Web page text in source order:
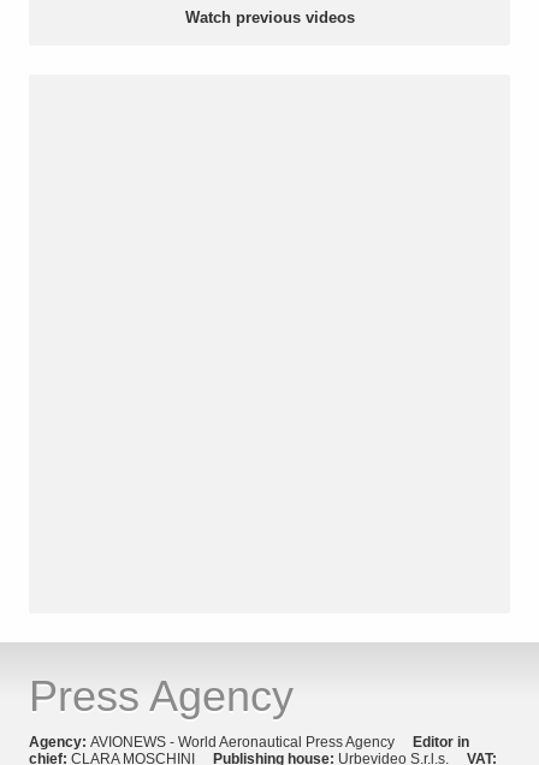
Watch previous videos
Press Agency
Agency: AVIONEWS - World Aeronautical Press Agency
Editor in
chief: CLARA MOSCHINI Publishing house: Urbevideo S.r.l.s. VAT: